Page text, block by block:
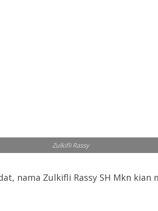
Zulkifli Rassy
nama Zulkifli Rassy SH Mkn